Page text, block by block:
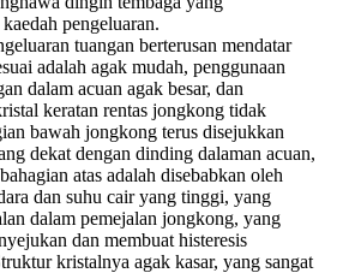
pengeluaran.
tuangan berterusan mendatar
adalah agak mudah, penggunaan
dalam acuan agak besar, dan
keratan rentas jongkong tidak
bawah jongkong terus disejukkan
dekat dengan dinding dalaman acuan,
atas adalah disebabkan oleh
dan suhu cair yang tinggi, yang
dalam pemejalan jongkong, yang
dan membuat histeresis
kristalnya agak kasar, yang sangat